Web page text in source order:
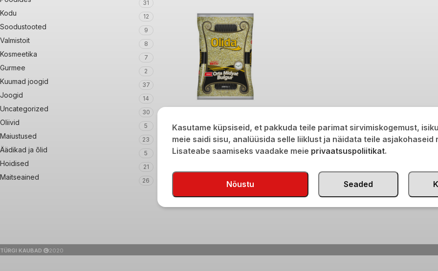
31
Kodu 12
Soodustooted 9
Valmistoit 8
Kosmeetika 7
Gurmee 2
Kuumad joogid 37
Joogid 14
Uncategorized 30
Oliivid 5
Maiustused 23
Äädikad ja õlid 5
Hoidised 21
Maitseained 26
€3,80
TÜRGI KAUBAD 2020
Kasutame küpsiseid, et pakkuda teile parimat sirvimiskogemust,
meie saidi sisu, analüüsida selle liiklust ja näidata teile asjakohaseid
Lisateabe saamiseks vaadake meie privaatsuspoliitikat.
Nõustu Seaded